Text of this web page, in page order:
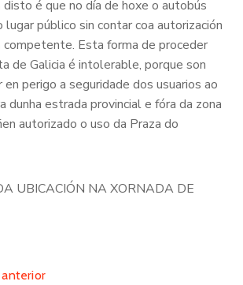
é que no día de hoxe o autobús
público sin contar coa autorización
competente. Esta forma de proceder
de Galicia é intolerable, porque son
en perigo a seguridade dos usuarios ao
dunha estrada provincial e fóra da zona
autorizado o uso da Praza do
UBICACIÓN NA XORNADA DE
anterior